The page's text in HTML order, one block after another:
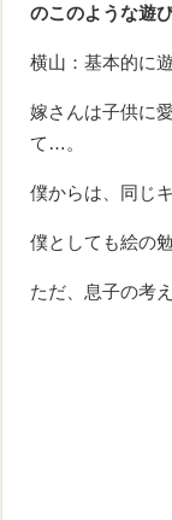
のこのような遊
横山：基本的に
嫁さんは子供に
て…。
僕からは、同じ
僕としても絵の
ただ、息子の考